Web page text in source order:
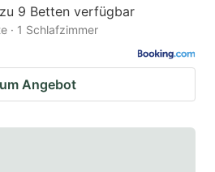
9 Betten verfügbar
· 1 Schlafzimmer
Angebot